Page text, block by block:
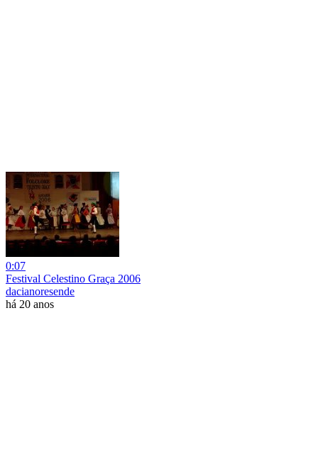
0:07
Festival Celestino Graça 2006
dacianoresende
há 20 anos